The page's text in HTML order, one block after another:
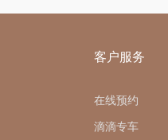
客户服务
在线预约
滴滴专车